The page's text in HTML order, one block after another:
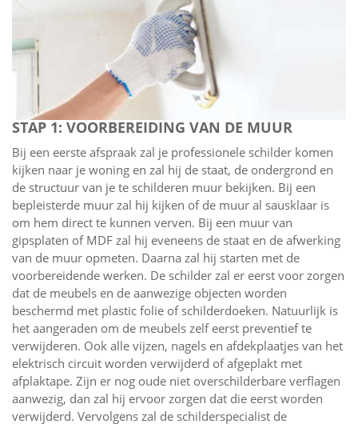
STAP 1: VOORBEREIDING VAN DE MUUR
Bij een eerste afspraak zal je professionele schilder komen
kijken naar je woning en zal hij de staat, de ondergrond en
de structuur van je te schilderen muur bekijken. Bij een
bepleisterde muur zal hij kijken of de muur al sausklaar is
om hem direct te kunnen verven. Bij een muur van
gipsplaten of MDF zal hij eveneens de staat en de afwerking
van de muur opmeten. Daarna zal hij starten met de
voorbereidende werken. De schilder zal er eerst voor zorgen
dat de meubels en de aanwezige objecten worden
beschermd met plastic folie of schilderdoeken. Natuurlijk is
het aangeraden om de meubels zelf eerst preventief te
verwijderen. Ook alle vijzen, nagels en afdekplaatjes van het
elektrisch circuit worden verwijderd of afgeplakt met
afplaktape. Zijn er nog oude niet overschilderbare verflagen
aanwezig, dan zal hij ervoor zorgen dat die eerst worden
verwijderd. Vervolgens zal de schilderspecialist de